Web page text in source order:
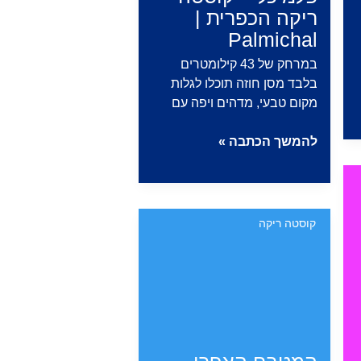
Elena
ריקה הכפרית |
Palmichal
במרחק של 43 קילומטרים
בלבד מסן חוזה תוכלו לגלות
מקום טבעי, מדהים ויפה עם
פלמיכל
הכפרית
להמשך הכתבה »
קוסטה ריקה